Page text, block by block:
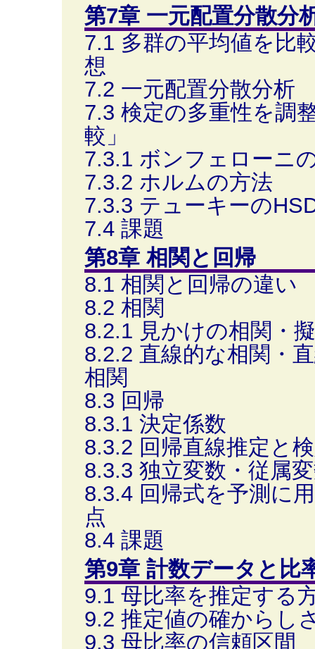
第7章 一元配置分散分
7.1 多群の平均値を比
想
7.2 一元配置分散分析
7.3 検定の多重性を調
較」
7.3.1 ボンフェローニ
7.3.2 ホルムの方法
7.3.3 テューキーの
7.4 課題
第8章 相関と回帰
8.1 相関と回帰の違い
8.2 相関
8.2.1 見かけの相関・
8.2.2 直線的な相関・
相関
8.3 回帰
8.3.1 決定係数
8.3.2 回帰直線推定と
8.3.3 独立変数・従属
8.3.4 回帰式を予測に
点
8.4 課題
第9章 計数データと比
9.1 母比率を推定する
9.2 推定値の確からし
9.3 母比率の信頼区間